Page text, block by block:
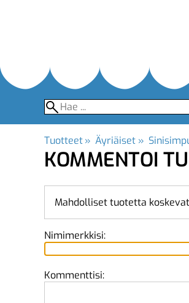
Tuotteet‪» Äyriäiset ‪»
KOMMENTOI
Mahdolliset tuotetta
Nimimerkkisi:
Kommenttisi: